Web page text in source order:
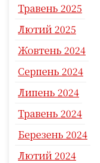
Травень 2025
Лютий 2025
Жовтень 2024
Серпень 2024
Липень 2024
Травень 2024
Березень 2024
Лютий 2024